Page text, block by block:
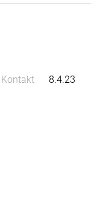
Kontakt 8.4.23